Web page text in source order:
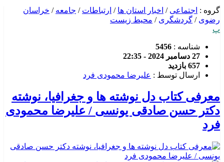
گروه : اجتماعی / اخبار استان ها / ارتباطات / جامعه / خراسان
رضوی / گردشگری / محیط زیست
پ
شناسه : 5456
27 دسامبر 2024 - 22:35
657 بازدید
ارسال توسط : علیرضا محمودی فرد
معرفی کتاب دل نوشته ها و جغرافیا، نوشته
دکتر حسن صادقی یونسی / علیرضا محمودی
فرد